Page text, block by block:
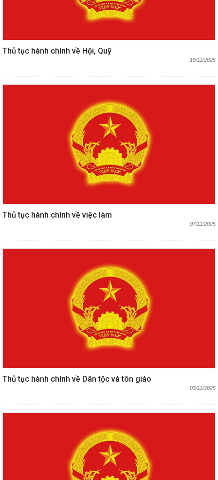
Thủ tục hành chính về Hội, Quỹ
19/11/2025
Thủ tục hành chính về việc làm
07/11/2025
Thủ tục hành chính về Dân tộc và tôn giáo
03/11/2025